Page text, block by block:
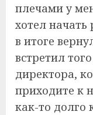
плечами у
хотел начать
в итоге
встретил
директора,
приходите к
как-то долго